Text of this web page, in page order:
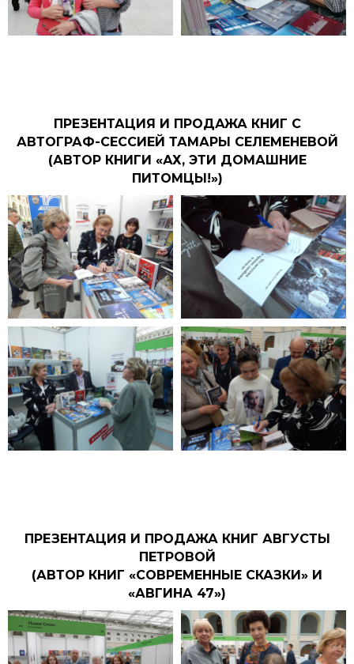
ПРЕЗЕНТАЦИЯ И ПРОДАЖА КНИГ С
АВТОГРАФ-СЕССИЕЙ ТАМАРЫ СЕЛЕМЕНЕВОЙ
(АВТОР КНИГИ «АХ, ЭТИ ДОМАШНИЕ
ПИТОМЦЫ!»)
ПРЕЗЕНТАЦИЯ И ПРОДАЖА КНИГ АВГУСТЫ
ПЕТРОВОЙ
(АВТОР КНИГ «СОВРЕМЕННЫЕ СКАЗКИ» И
«АВГИНА 47»)